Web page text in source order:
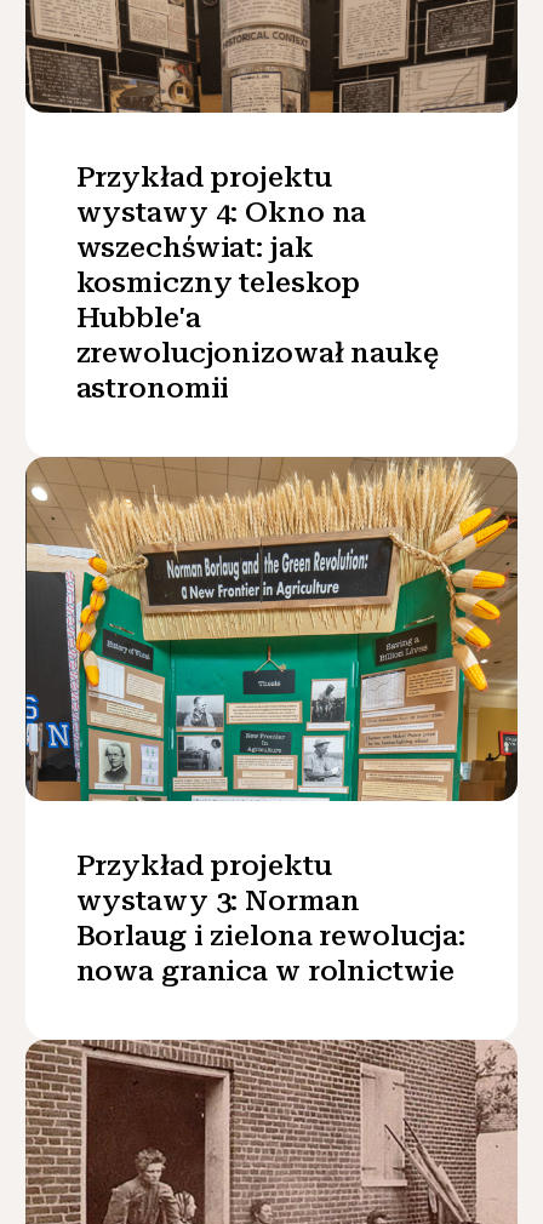
Przykład projektu
wystawy 4: Okno na
wszechświat: jak
kosmiczny teleskop
Hubble'a
zrewolucjonizował naukę
astronomii
Przykład projektu
wystawy 3: Norman
Borlaug i zielona rewolucja:
nowa granica w rolnictwie